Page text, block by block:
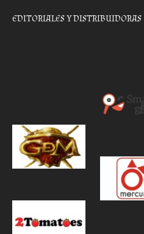
EDITORIALES Y DISTRIBUIDORAS